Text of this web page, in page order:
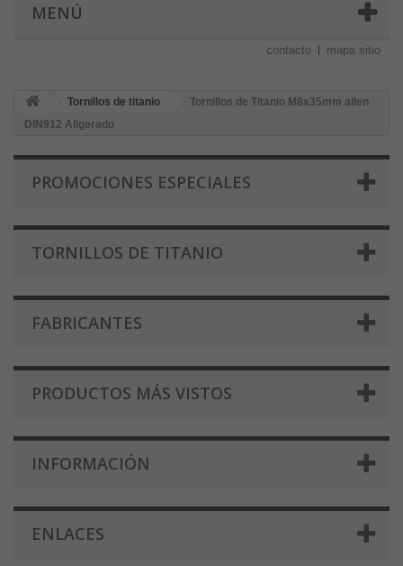
MENÚ
contacto mapa sitio
Tornillos de titanio
Tornillos de Titanio M8x35mm allen
DIN912 Aligerado
PROMOCIONES ESPECIALES
TORNILLOS DE TITANIO
FABRICANTES
PRODUCTOS MÁS VISTOS
INFORMACIÓN
ENLACES